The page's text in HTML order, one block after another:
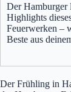
Der Hamburger
Highlights
Feuerwerken –
Beste aus
Der Frühling in